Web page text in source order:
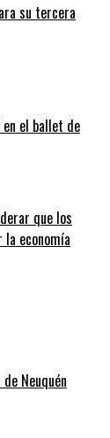
su tercera
en el ballet de
que los
economía
Neuquén